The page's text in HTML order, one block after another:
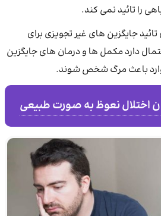
را تائید نمی کند.
جایگزین های غیر تجویزی برای
دارد مکمل ها و درمان های جایگزین
باعث مرگ شخص شوند.
اختلال نعوظ به صورت طبیعی